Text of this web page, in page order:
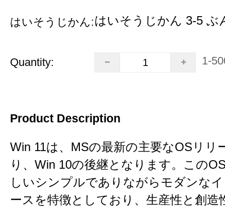
はいそうじかん:はいそうじかん 3-5 ぶ
Quantity: 1-
Product Description
Win 11は、MSの最新の主要なOSリリ
り、Win 10の後継となります。この
しいシンプルでありながらモダンな
ースを特徴としており、生産性と創造